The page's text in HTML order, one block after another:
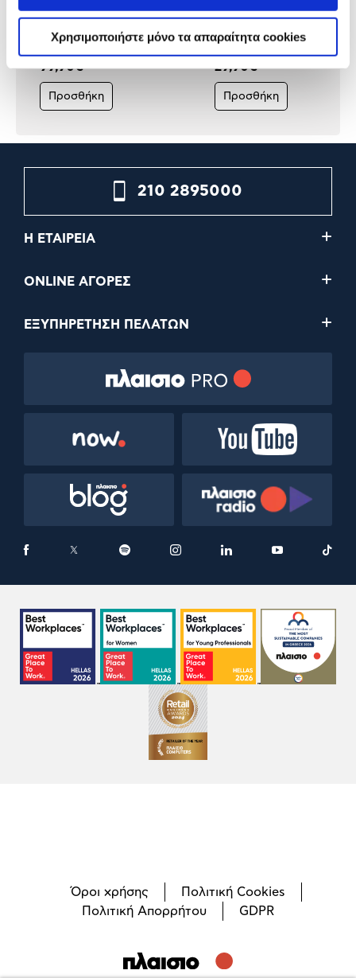
Χρησιμοποιήστε μόνο τα απαραίτητα cookies
Archer MR500 4G+
99,90€
Προσθήκη
MR3420 3G/4G
29,90€
Προσθήκη
210 2895000
Η ΕΤΑΙΡΕΙΑ
ONLINE ΑΓΟΡΕΣ
ΕΞΥΠΗΡΕΤΗΣΗ ΠΕΛΑΤΩΝ
Όροι χρήσης
Πολιτική Cookies
Πολιτική Απορρήτου
GDPR